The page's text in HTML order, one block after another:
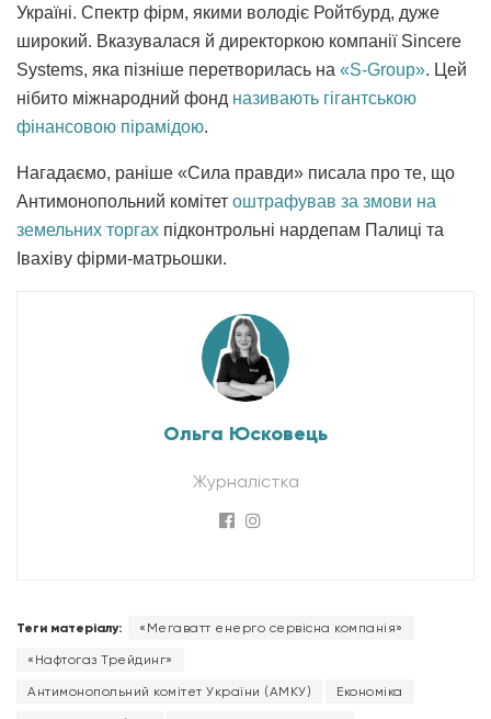
Україні. Спектр фірм, якими володіє Ройтбурд, дуже
широкий. Вказувалася й директоркою компанії Sincere
Systems, яка пізніше перетворилась на «S-Group». Цей
нібито міжнародний фонд називають гігантською
фінансовою пірамідою.
Нагадаємо, раніше «Сила правди» писала про те, що
Антимонопольний комітет оштрафував за змови на
земельних торгах підконтрольні нардепам Палиці та
Івахіву фірми-матрьошки.
Ольга Юсковець
Журналістка
Теги матеріалу: «Мегаватт енерго сервісна компанія»
«Нафтогаз Трейдинг»
Антимонопольний комітет України (АМКУ) Економіка